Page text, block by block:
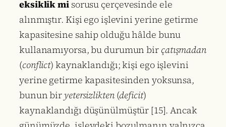
eksiklik misorusu çerçevesinde ele
alınmıştır. Kişi ego işlevini yerine getirme
kapasitesine sahip olduğu hâlde bunu
kullanamıyorsa, bu durumun bir çatışmadan
(conflict) kaynaklandığı; kişi ego işlevini
yerine getirme kapasitesinden yoksunsa,
bunun biryetersizlikten(deficit)
kaynaklandığı düşünülmüştür [15]. Ancak